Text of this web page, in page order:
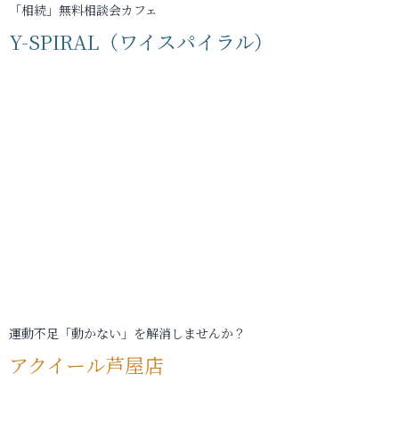
「相続」無料相談会カフェ
Y-SPIRAL（ワイスパイラル）
運動不足「動かない」を解消しませんか？
アクイール芦屋店